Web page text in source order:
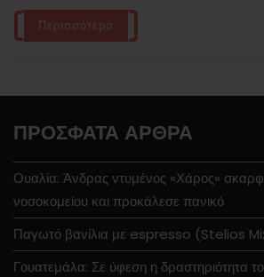
Περισσότερα
ΠΡΌΣΦΑΤΑ ΆΡΘΡΑ
Ουαλία: Άνδρας ντυμένος «Χάρος»
νοσοκομείου και προκάλεσε πανικό
Παγωτό βανίλια με espresso (Stelios
Γουατεμάλα: Σε ύφεση η δραστηριότητα